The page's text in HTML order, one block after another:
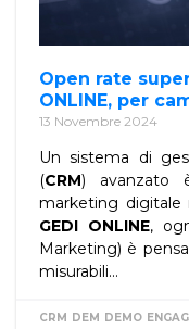
Open rate
ONLINE, per
13 Novembre 2024
Un sistema di
(CRM) avanzato
marketing digitale
GEDI ONLINE,
Marketing) è
misurabili...
CRM DEM DEMO